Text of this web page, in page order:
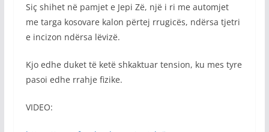
Siç shihet në pamjet e Jepi Zë, një i ri me automjet
me targa kosovare kalon përtej rrugicës, ndërsa tjetri
e incizon ndërsa lëvizë.
Kjo edhe duket të ketë shkaktuar tension, ku mes tyre
pasoi edhe rrahje fizike.
VIDEO: